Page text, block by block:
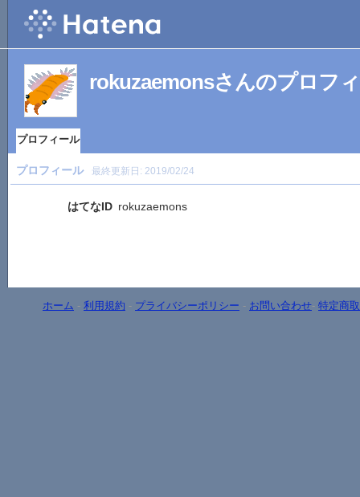
rokuzaemonsさんのプロフ
プロフィール
プロフィール 最終更新日: 2019/02/24
はてなID rokuzaemons
ホーム - 利用規約 - プライバシーポリシー - お問い合わせ- 特定商